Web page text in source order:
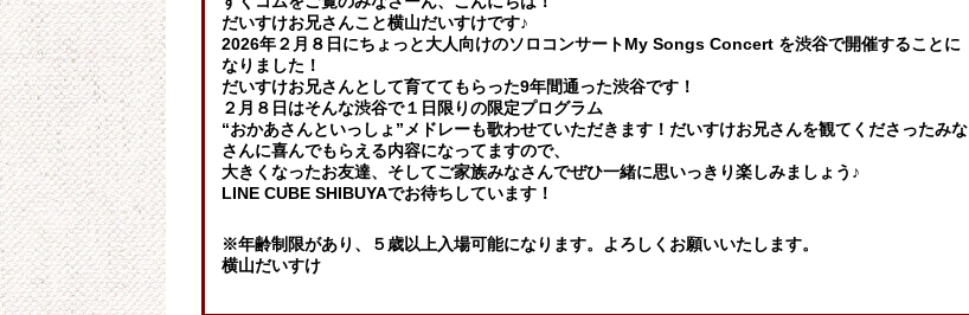
だいすけお兄さんこと横山だいすけです♪
2026年２月８日にちょっと大人向けのソロコンサートMy Songs Concert を渋谷で開催することに
なりました！
だいすけお兄さんとして育ててもらった9年間通った渋谷です！
２月８日はそんな渋谷で１日限りの限定プログラム
“おかあさんといっしょ”メドレーも歌わせていただきます！だいすけお兄さんを観てくださったみな
さんに喜んでもらえる内容になってますので、
大きくなったお友達、そしてご家族みなさんでぜひ一緒に思いっきり楽しみましょう♪
LINE CUBE SHIBUYAでお待ちしています！
※年齢制限があり、５歳以上入場可能になります。よろしくお願いいたします。
横山だいすけ